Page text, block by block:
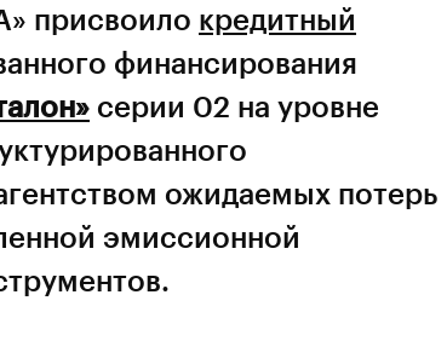
присвоило кредитный
финансирования
серии 02 на уровне
ожидаемых потерь
эмиссионной